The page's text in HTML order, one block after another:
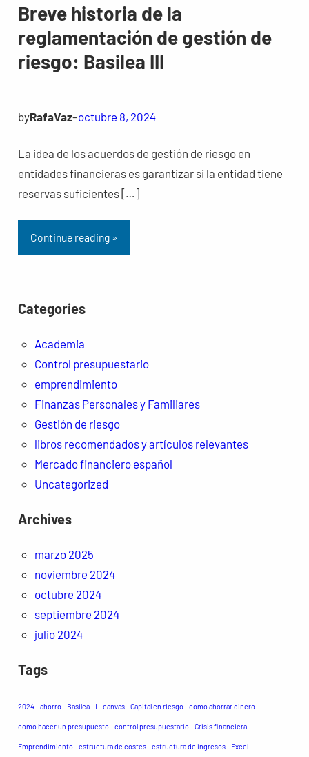
Breve historia de la
reglamentación de gestión de
riesgo: Basilea III
byRafaVaz–octubre 8, 2024
La idea de los acuerdos de gestión de riesgo en
entidades financieras es garantizar si la entidad tiene
reservas suficientes […]
Continue reading »
Categories
Academia
Control presupuestario
emprendimiento
Finanzas Personales y Familiares
Gestión de riesgo
libros recomendados y artículos relevantes
Mercado financiero español
Uncategorized
Archives
marzo 2025
noviembre 2024
octubre 2024
septiembre 2024
julio 2024
Tags
2024 ahorro Basilea III canvas Capital en riesgo como ahorrar dinero
como hacer un presupuesto control presupuestario Crisis financiera
Emprendimiento estructura de costes estructura de ingresos Excel